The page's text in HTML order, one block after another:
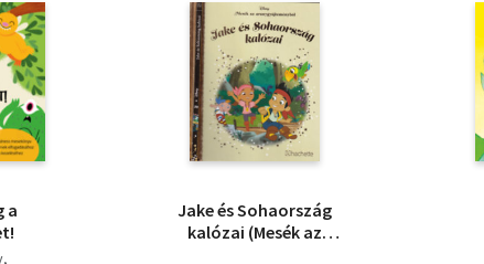
a
Jake és Sohaország
kalózai (Mesék az